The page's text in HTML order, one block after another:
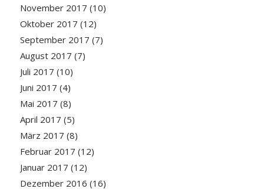
November 2017 (10)
Oktober 2017 (12)
September 2017 (7)
August 2017 (7)
Juli 2017 (10)
Juni 2017 (4)
Mai 2017 (8)
April 2017 (5)
März 2017 (8)
Februar 2017 (12)
Januar 2017 (12)
Dezember 2016 (16)